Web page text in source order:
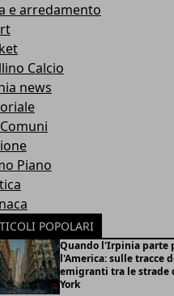
e arredamento
Calcio
news
Piano
POPOLARI
Quando l'Irpinia parte
l'America: sulle tracce
emigranti tra le strade
York